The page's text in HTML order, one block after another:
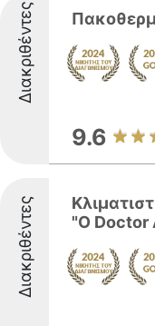
Διακριθέντες
9.6
Διακριθέντες
"Ο Doctor